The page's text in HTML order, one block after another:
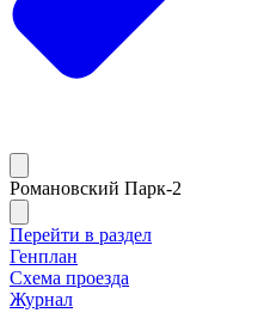
Романовский Парк-2
Перейти в раздел
Генплан
Схема проезда
Журнал